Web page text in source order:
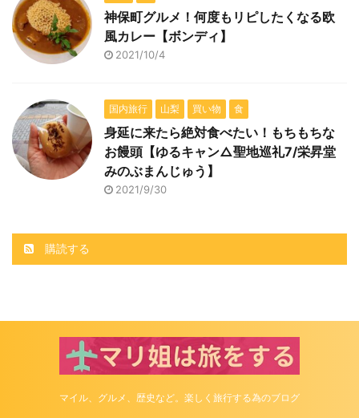
神保町グルメ！何度もリピしたくなる欧
風カレー【ボンディ】
2021/10/4
国内旅行 山梨 買い物 食
身延に来たら絶対食べたい！もちもちな
お饅頭【ゆるキャン△聖地巡礼7/栄昇堂
みのぶまんじゅう】
2021/9/30
購読する
マイル、グルメ、歴史など。楽しく旅行する為のブログ